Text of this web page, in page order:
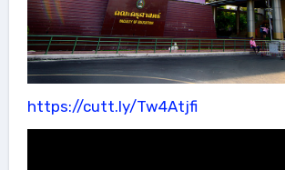
https://cutt.ly/Tw4Atjfi